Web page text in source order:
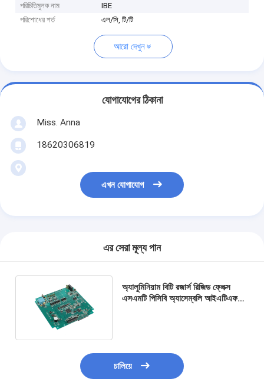
পরিচিতিমুলক নাম
IBE
পরিশোধের শর্ত
এল/সি, টি/টি
আরো দেখুন
যোগাযোগের ঠিকানা
Miss. Anna
18620306819
এখন যোগাযোগ
এর সেরা মূল্য পান
অ্যালুমিনিয়াম বিটি রজার্স রিজিড ফ্লেক্স
এসএমটি পিসিবি অ্যাসেম্বলি আইএটিএফ
চালিয়ে